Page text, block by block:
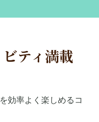
ティ満載
効率よく楽しめるコ